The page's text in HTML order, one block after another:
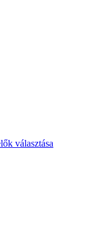
választása